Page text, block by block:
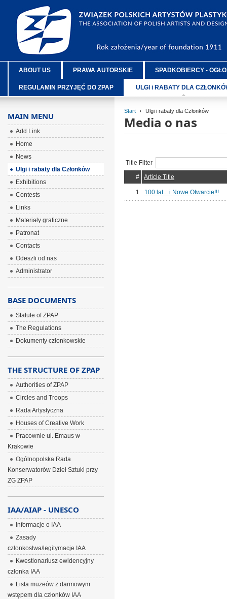
ABOUT US PRAWA AUTORSKIE SPADKOBIERCY -
REGULAMIN PRZYJĘĆ DO ZPAP ULGI i RABATY DLA
Start Ulgi i rabaty dla Członków
Media o nas
Title Filter
#
Article Title
1 100 lat... i Nowe Otwarcie!!!
MAIN MENU
Add Link
Home
News
Ulgi i rabaty dla Członków
Exhibitions
Contests
Links
Materiały graficzne
Patronat
Contacts
Odeszli od nas
Administrator
BASE DOCUMENTS
Statute of ZPAP
The Regulations
Dokumenty członkowskie
THE STRUCTURE OF ZPAP
Authorities of ZPAP
Circles and Troops
Rada Artystyczna
Houses of Creative Work
Pracownie ul. Emaus w
Krakowie
Ogólnopolska Rada
Konserwatorów Dzieł Sztuki przy
ZG ZPAP
IAA/AIAP - UNESCO
Informacje o IAA
Zasady
członkostwa/legitymacje IAA
Kwestionariusz ewidencyjny
członka IAA
Lista muzeów z darmowym
wstępem dla członków IAA